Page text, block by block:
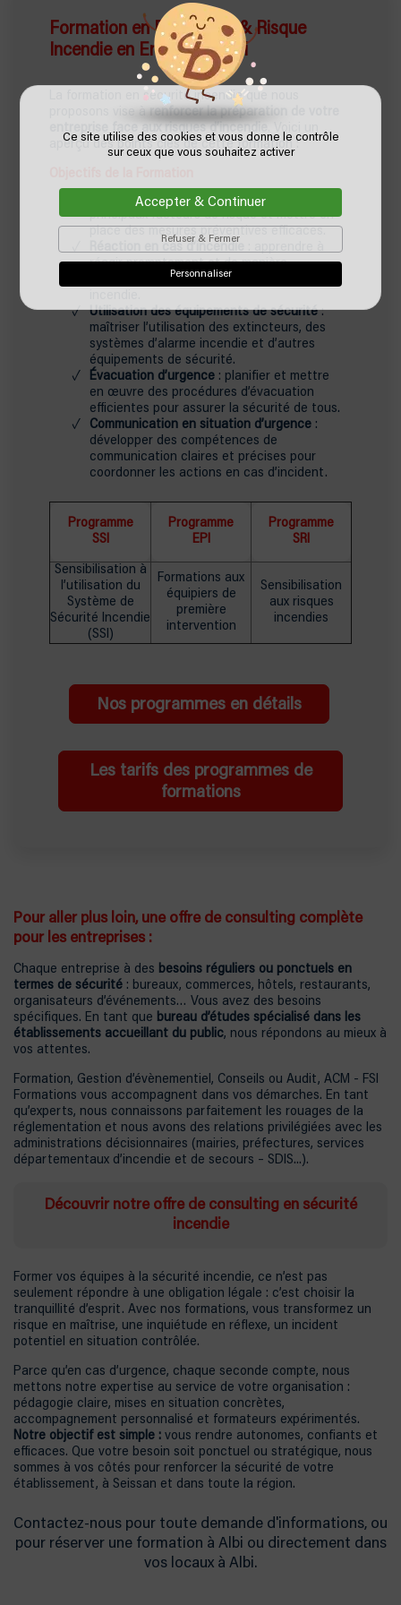
Ce site utilise des cookies et vous donne le contrôle
sur ceux que vous souhaitez activer
Accepter & Continuer
Refuser & Fermer
Personnaliser
Formation en Prévention & Risque
Incendie en Entreprise Albi
La formation en sécurité incendie que nous
proposons vise àrenforcer la préparation de votre
entreprise face aux risques d’incendie
aperçu des points clés de cette formation :
Prévention incendie : comprendre les
principaux facteurs de risque et mettre en
réagir promptement et de manière
organisée en cas de déclenchement d’un
Utilisation des équipements de sécurité:
maîtriser l’utilisation des extincteurs, des
systèmes d’alarme incendie et d’autres
équipements de sécurité.
Évacuation d’urgence : planifier et mettre
en œuvre des procédures d’évacuation
efficientes pour assurer la sécurité de tous.
Communication en situation d’urgence :
développer des compétences de
communication claires et précises pour
coordonner les actions en cas d’incident.
Programme
SSI
Programme
EPI
Programme
SRI
Sensibilisation à
l’utilisation du
Système de
Sécurité Incendie
(SSI)
Formations aux
équipiers de
première
intervention
Sensibilisation
aux risques
incendies
Nos programmes en détails
Les tarifs des programmes de
formations
Pour aller plus loin, une offre de consulting complète
pour les entreprises :
Chaque entreprise à des besoins réguliers ou ponctuels en
termes de sécurité : bureaux, commerces, hôtels, restaurants,
organisateurs d’événements… Vous avez des besoins
spécifiques. En tant que bureau d’études spécialisé dans les
établissements accueillant du public, nous répondons au mieux à
vos attentes.
Formation, Gestion d’évènementiel, Conseils ou Audit, ACM - FSI
Formations vous accompagnent dans vos démarches. En tant
qu’experts, nous connaissons parfaitement les rouages de la
réglementation et nous avons des relations privilégiées avec les
administrations décisionnaires (mairies, préfectures, services
départementaux d’incendie et de secours – SDIS...).
Découvrir notre offre de consulting en sécurité
incendie
Former vos équipes à la sécurité incendie, ce n’est pas
seulement répondre à une obligation légale : c’est choisir la
tranquillité d’esprit. Avec nos formations, vous transformez un
risque en maîtrise, une inquiétude en réflexe, un incident
potentiel en situation contrôlée.
Parce qu’en cas d’urgence, chaque seconde compte, nous
mettons notre expertise au service de votre organisation :
pédagogie claire, mises en situation concrètes,
accompagnement personnalisé et formateurs expérimentés.
Notre objectif est simple : vous rendre autonomes, confiants et
efficaces. Que votre besoin soit ponctuel ou stratégique, nous
sommes à vos côtés pour renforcer la sécurité de votre
établissement, à Seissan et dans toute la région.
Contactez-nous pour toute demande d'informations, ou
pour réserver une formation à Albi ou directement dans
vos locaux à Albi.